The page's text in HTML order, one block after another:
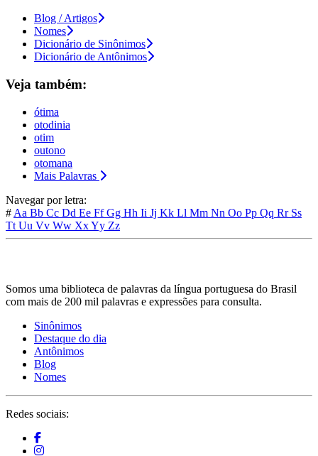
Blog / Artigos
Nomes
Dicionário de Sinônimos
Dicionário de Antônimos
Veja também:
ótima
otodinia
otim
outono
otomana
Mais Palavras
Navegar por letra:
# Aa Bb Cc Dd Ee FfGg Hh Ii Jj Kk Ll Mm Nn Oo Pp Qq Rr Ss
Tt Uu Vv Ww XxYy Zz
Somos uma biblioteca de palavras da língua portuguesa do Brasil
com mais de 200 mil palavras e expressões para consulta.
Sinônimos
Destaque do dia
Antônimos
Blog
Nomes
Redes sociais: